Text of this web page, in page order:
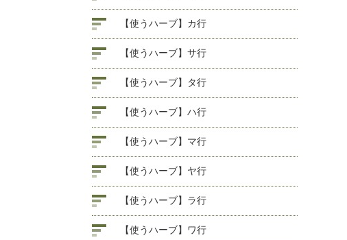
【使うハーブ】カ行
【使うハーブ】サ行
【使うハーブ】タ行
【使うハーブ】ハ行
【使うハーブ】マ行
【使うハーブ】ヤ行
【使うハーブ】ラ行
【使うハーブ】ワ行